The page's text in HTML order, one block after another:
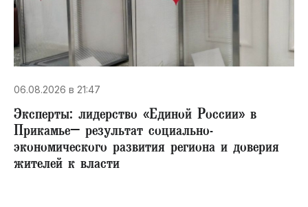
06.08.2026 в 21:47
Эксперты: лидерство «Единой России» в
Прикамье– результат социально-
экономического развития региона и доверия
жителей к власти